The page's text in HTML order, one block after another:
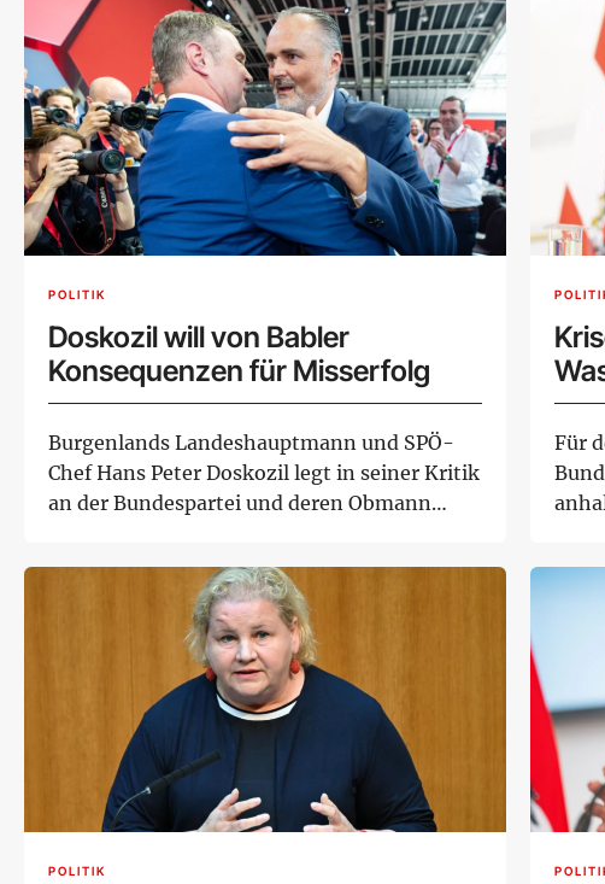
POLITIK
Doskozil will von Babler
Konsequenzen für Misserfolg
Burgenlands Landeshauptmann und SPÖ-
Chef Hans Peter Doskozil legt in seiner Kritik
an der Bundespartei und deren Obmann
Für
POLITIK